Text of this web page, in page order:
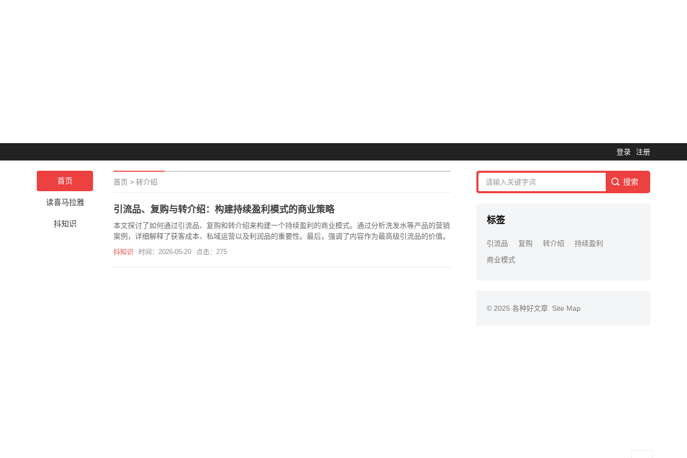
登录 注册
首页
读喜马拉雅
抖知识
首页 > 转介绍
引流品、复购与转介绍：构建持续盈利模式的商业策略
本文探讨了如何通过引流品、复购和转介绍来构建一个持续盈利的商业模式。通过分析洗发水等产品的营销
案例，详细解释了获客成本、私域运营以及利润品的重要性。最后，强调了内容作为最高级引流品的价值。
抖知识 时间：2026-05-20 点击：275
标签
引流品 复购 转介绍
持续盈利
商业模式
© 2025 各种好文章 Site Map